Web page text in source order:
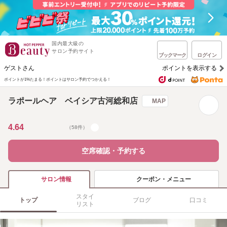
国内最大級の
サロン予約サイト
ブックマーク ログイン
ゲストさん ポイントを表示する
ポイントが1%たまる！ ポイントはサロン予約でつかえる！
ラポールヘア ベイシア古河総和店 MAP
4.64 （58件）
空席確認・予約する
サロン情報 クーポン・メニュー
トップ
スタイ
リスト
ブログ 口コミ